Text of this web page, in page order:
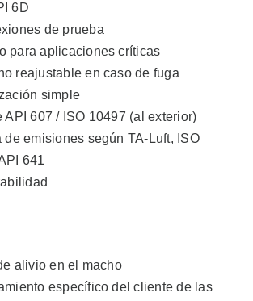
6D
de prueba
para aplicaciones críticas
reajustable en caso de fuga
simple
API 607 / ISO 10497 (al exterior)
de emisiones según TA-Luft, ISO
641
alivio en el macho
específico del cliente de las